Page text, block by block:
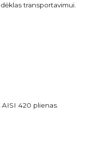
transportavimui.
420 plienas.